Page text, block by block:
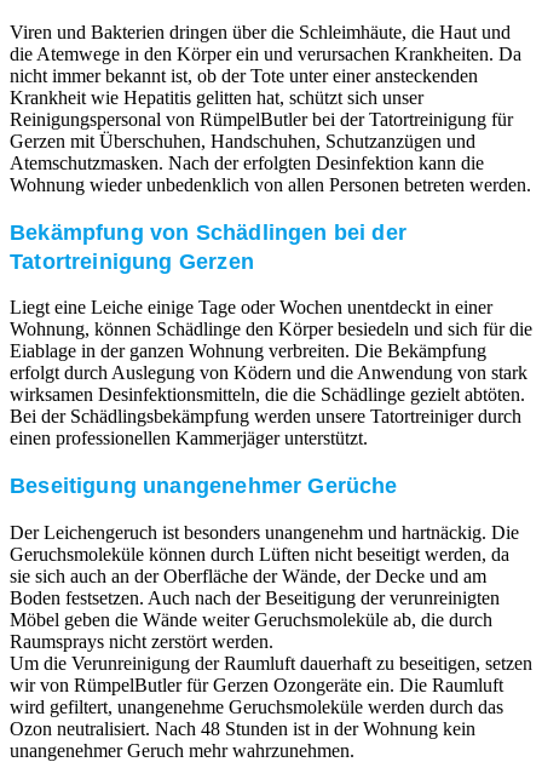
Viren und Bakterien dringen über die Schleimhäute, die Haut und
die Atemwege in den Körper ein und verursachen Krankheiten. Da
nicht immer bekannt ist, ob der Tote unter einer ansteckenden
Krankheit wie Hepatitis gelitten hat, schützt sich unser
Reinigungspersonal von RümpelButler bei der Tatortreinigung für
Gerzen mit Überschuhen, Handschuhen, Schutzanzügen und
Atemschutzmasken. Nach der erfolgten Desinfektion kann die
Wohnung wieder unbedenklich von allen Personen betreten werden.
Bekämpfung von Schädlingen bei der
Tatortreinigung Gerzen
Liegt eine Leiche einige Tage oder Wochen unentdeckt in einer
Wohnung, können Schädlinge den Körper besiedeln und sich für die
Eiablage in der ganzen Wohnung verbreiten. Die Bekämpfung
erfolgt durch Auslegung von Ködern und die Anwendung von stark
wirksamen Desinfektionsmitteln, die die Schädlinge gezielt abtöten.
Bei der Schädlingsbekämpfung werden unsere Tatortreiniger durch
einen professionellen Kammerjäger unterstützt.
Beseitigung unangenehmer Gerüche
Der Leichengeruch ist besonders unangenehm und hartnäckig. Die
Geruchsmoleküle können durch Lüften nicht beseitigt werden, da
sie sich auch an der Oberfläche der Wände, der Decke und am
Boden festsetzen. Auch nach der Beseitigung der verunreinigten
Möbel geben die Wände weiter Geruchsmoleküle ab, die durch
Raumsprays nicht zerstört werden.
Um die Verunreinigung der Raumluft dauerhaft zu beseitigen, setzen
wir von RümpelButler für Gerzen Ozongeräte ein. Die Raumluft
wird gefiltert, unangenehme Geruchsmoleküle werden durch das
Ozon neutralisiert. Nach 48 Stunden ist in der Wohnung kein
unangenehmer Geruch mehr wahrzunehmen.